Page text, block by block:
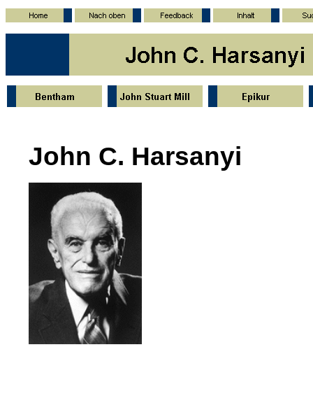
John C. Harsanyi